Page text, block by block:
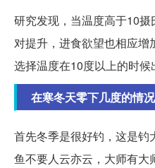
研究发现，当温度高于10
对提升，进食欲望也相应
选择温度在10度以上的时候
在寒冬天零下几度的情
首先冬季是很好钓，这是钓
鱼不要人云亦云，大师有大